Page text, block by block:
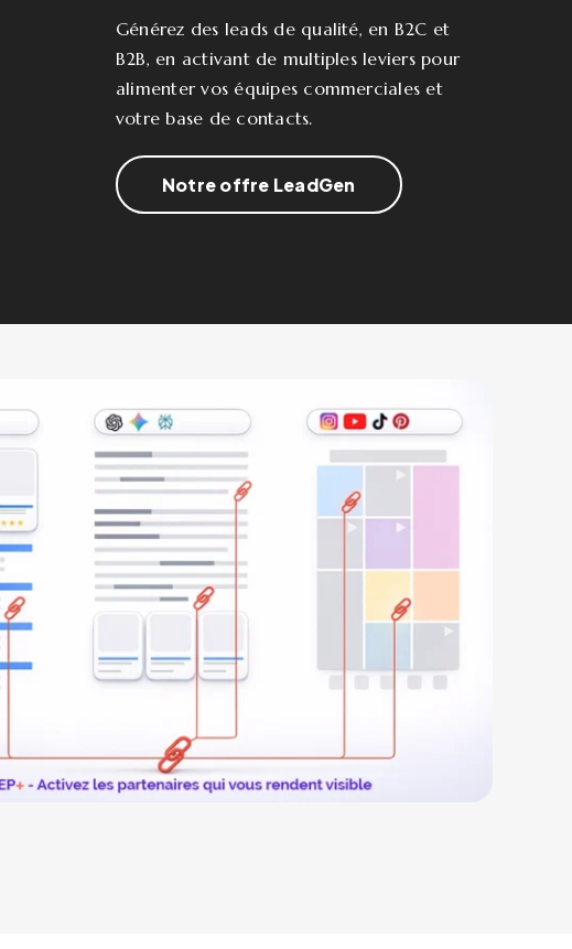
Générez des leads de qualité, en B2C et
B2B, en activant de multiples leviers pour
alimenter vos équipes commerciales et
votre base de contacts.
Notre offre LeadGen